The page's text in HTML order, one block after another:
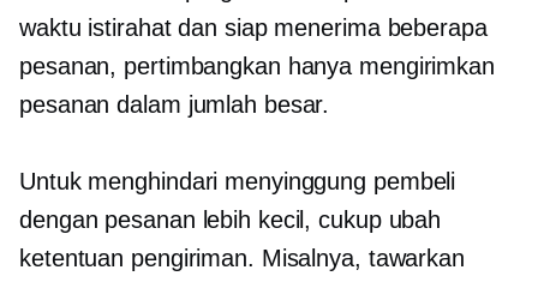
waktu istirahat dan siap menerima beberapa
pesanan, pertimbangkan hanya mengirimkan
pesanan dalam jumlah besar.
Untuk menghindari menyinggung pembeli
dengan pesanan lebih kecil, cukup ubah
ketentuan pengiriman. Misalnya, tawarkan